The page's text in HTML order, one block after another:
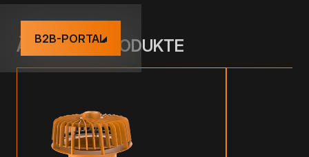
B2B-PORTAL
ÄHNLICHE PRODUKTE